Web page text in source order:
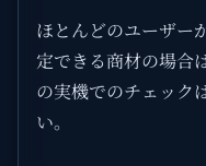
ほとんどのユーザー
定できる商材の場合
の実機でのチェック
い。